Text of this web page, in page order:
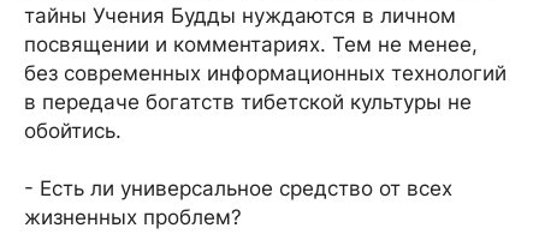
тайны Учения Будды нуждаются в личном
посвящении и комментариях. Тем не менее,
без современных информационных технологий
в передаче богатств тибетской культуры не
обойтись.
- Есть ли универсальное средство от всех
жизненных проблем?